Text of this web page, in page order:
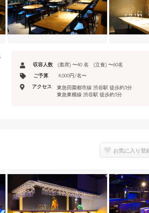
収容人数
(着席) 〜40 名 (立食) 〜60名
ご予算
4,000円/名〜
アクセス
東急田園都市線 渋谷駅 徒歩約3分
東急東横線 渋谷駅 徒歩約3分
お気に入り登